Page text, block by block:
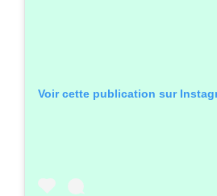
Voir cette publication sur